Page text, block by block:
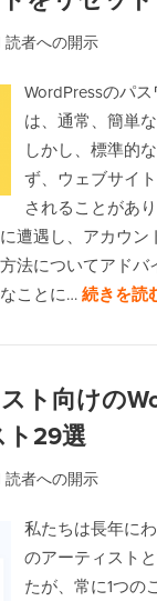
読者への開示
WordPressのパ
は、通常、簡単
しかし、標準的
ず、ウェブサイ
されることがあ
遭遇し、アカウン
法についてアドバ
ことに…続きを読
ト向けの
ト29選
読者への開示
私たちは長年に
のアーティスト
たが、常に1つの